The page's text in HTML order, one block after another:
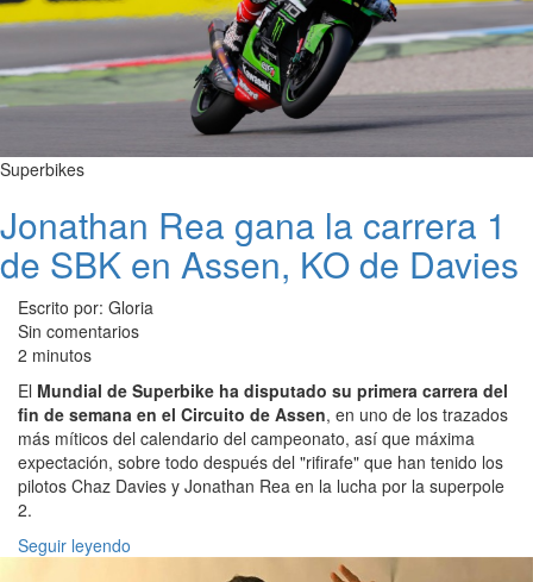
Superbikes
Jonathan Rea gana la carrera 1
de SBK en Assen, KO de Davies
Escrito por: Gloria
Sin comentarios
2 minutos
El Mundial de Superbike ha disputado su primera carrera del
fin de semana en el Circuito de Assen, en uno de los trazados
más míticos del calendario del campeonato, así que máxima
expectación, sobre todo después del "rifirafe" que han tenido los
pilotos Chaz Davies y Jonathan Rea en la lucha por la superpole
2.
Seguir leyendo